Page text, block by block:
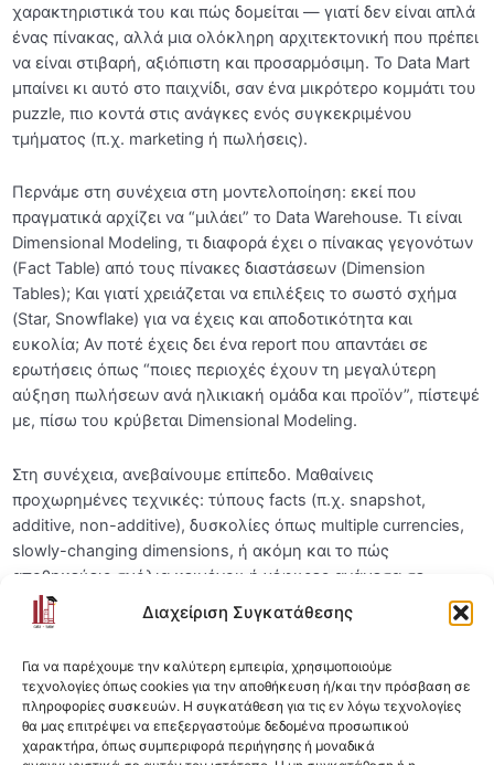
Διαχείριση Συγκατάθεσης
Για να παρέχουμε την καλύτερη εμπειρία, χρησιμοποιούμε
τεχνολογίες όπως cookies για την αποθήκευση ή/και την πρόσβαση σε
πληροφορίες συσκευών. Η συγκατάθεση για τις εν λόγω τεχνολογίες
θα μας επιτρέψει να επεξεργαστούμε δεδομένα προσωπικού
χαρακτήρα, όπως συμπεριφορά περιήγησης ή μοναδικά
Κουίζ Ενότητας: Εισαγωγή
Project: Δημιουργία Βάσης Δεδομένων και
Φόρτωση Δεδομένων
Data Warehouse Fundamentals
Dimensional Modeling
Basic and Advanced Techniques in
Dimensional Modeling
Slowly Changing Dimensions
Real-World Use Cases 0/9
Τελικό Project (Προαιρετικό)
Επιπλέον Πηγές και Αξιολόγηση
χαρακτηριστικά του και πώς δομείται — γιατί δεν είναι απλά
ένας πίνακας, αλλά μια ολόκληρη αρχιτεκτονική που πρέπει
να είναι στιβαρή, αξιόπιστη και προσαρμόσιμη. Το Data Mart
μπαίνει κι αυτό στο παιχνίδι, σαν ένα μικρότερο κομμάτι του
puzzle, πιο κοντά στις ανάγκες ενός συγκεκριμένου
τμήματος (π.χ. marketing ή πωλήσεις).
Περνάμε στη συνέχεια στη μοντελοποίηση: εκεί που
πραγματικά αρχίζει να “μιλάει” το Data Warehouse. Τι είναι
Dimensional Modeling, τι διαφορά έχει ο πίνακας γεγονότων
(Fact Table) από τους πίνακες διαστάσεων (Dimension
Tables); Και γιατί χρειάζεται να επιλέξεις το σωστό σχήμα
(Star, Snowflake) για να έχεις και αποδοτικότητα και
ευκολία; Αν ποτέ έχεις δει ένα report που απαντάει σε
ερωτήσεις όπως “ποιες περιοχές έχουν τη μεγαλύτερη
αύξηση πωλήσεων ανά ηλικιακή ομάδα και προϊόν”, πίστεψέ
με, πίσω του κρύβεται Dimensional Modeling.
Στη συνέχεια, ανεβαίνουμε επίπεδο. Μαθαίνεις
προχωρημένες τεχνικές: τύπους facts (π.χ. snapshot,
additive, non-additive), δυσκολίες όπως multiple currencies,
slowly-changing dimensions, ή ακόμη και το πώς
αποθηκεύεις σχόλια κειμένου ή γέφυρες ανάμεσα σε
πίνακες. Όλα αυτά δεν είναι απλά “γνώσεις”. Είναι το toolbox
που θα κουβαλάς στην επαγγελματική σου καθημερινότητα,
μη χαθείς μέσα στον όγκο τους.
Και τέλος, το use case. Όλα όσα μάθεις τα εφαρμόζεις σε
ένα πραγματικό παράδειγμα — από την εγκατάσταση SQL